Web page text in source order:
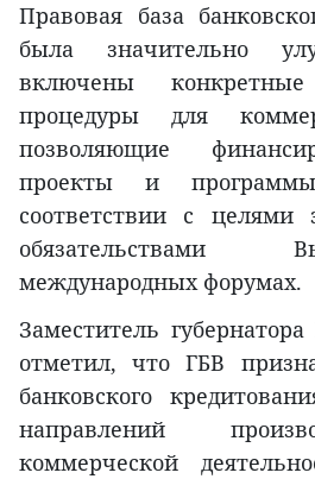
Правовая база
была значительно
включены
процедуры для
позволяющие
проекты и
соответствии с целями
обязательствами
международных форумах.
Заместитель
отметил, что ГБВ
банковского
направлений
коммерческой